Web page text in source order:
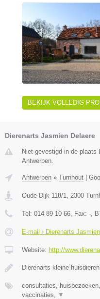
BEKIJK VOLLEDIG
Dierenarts Jasmien Delaere
Niet gevestigd in de plaats
Antwerpen.
Antwerpen » Turnhout |
Oude Dijk 118/1 2300
Tel: 014 89 10 66 , Fax: - ,
E-mail › Dierenarts
Website: http://
Dierenarts kleine huisdieren
consultaties,
vaccinaties,
▼